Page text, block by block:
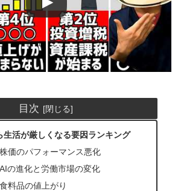
目次
生活が厳しくなる要因ランキング
価のパフォーマンス悪化
の進化と労働市場の変化
料品の値上がり